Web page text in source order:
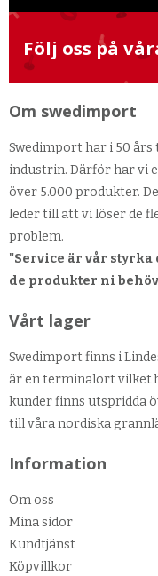
Följ oss på
Om swedimport
Swedimport har i 50
industrin. Därför har vi
över 5.000 produkter.
leder till att vi löser de
problem.
"Service är vår
de produkter ni
Vårt lager
Swedimport finns i
är en terminalort vilket
kunder finns utspridda
till våra nordiska
Information
Om oss
Mina sidor
Kundtjänst
Köpvillkor